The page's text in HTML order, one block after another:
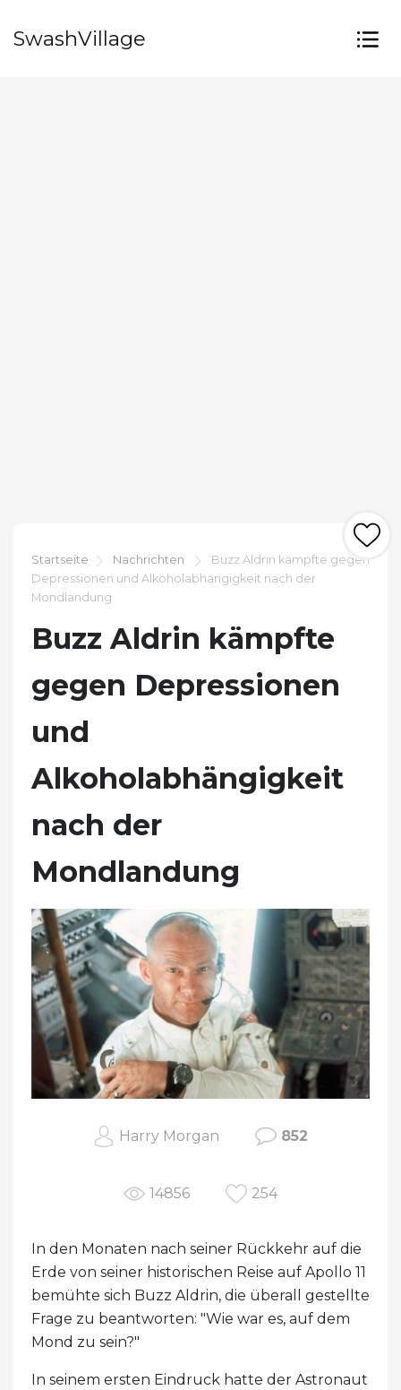
SwashVillage
Startseite Nachrichten
Buzz Aldrin kämpfte gegen
Depressionen und Alkoholabhängigkeit nach der
Mondlandung
Buzz Aldrin kämpfte
gegen Depressionen
und
Alkoholabhängigkeit
nach der
Mondlandung
Harry Morgan 852
14856 254
In den Monaten nach seiner Rückkehr auf die
Erde von seiner historischen Reise auf Apollo 11
bemühte sich Buzz Aldrin, die überall gestellte
Frage zu beantworten: "Wie war es, auf dem
Mond zu sein?"
In seinem ersten Eindruck hatte der Astronaut